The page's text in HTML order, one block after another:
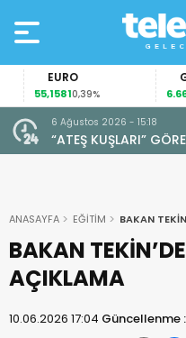
EURO
55,15810,39%
6 Ağustos 2026 - 15:18
“ATEŞ KUŞLARI”
ANASAYFA EĞİTİM BAKAN
BAKAN
AÇIKLAMA
10.06.2026 17:04 Güncellenme :